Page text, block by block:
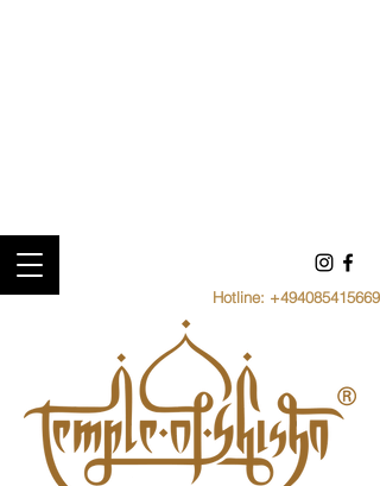
Hotline: +494085415669